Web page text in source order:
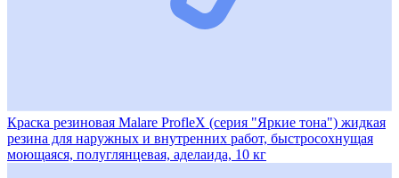
Краска резиновая Malare ProfleX (серия "Яркие тона") жидкая
резина для наружных и внутренних работ, быстросохнущая
моющаяся, полуглянцевая, аделаида, 10 кг